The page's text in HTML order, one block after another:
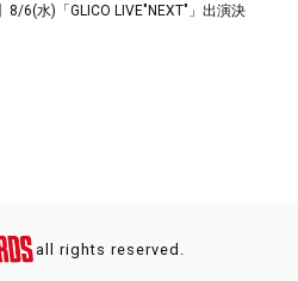
8/6(水)「GLICO LIVE"NEXT"」出演決
all rights reserved.